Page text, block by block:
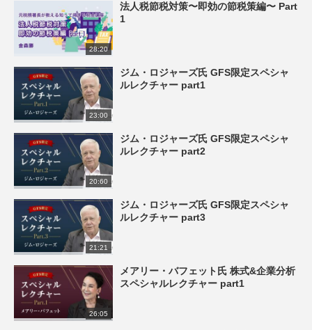
28:20
法人税節税対策〜即効の節税策編〜 Part
1
23:00
ジム・ロジャーズ氏 GFS限定スペシャ
ルレクチャー part1
20:60
ジム・ロジャーズ氏 GFS限定スペシャ
ルレクチャー part2
21:21
ジム・ロジャーズ氏 GFS限定スペシャ
ルレクチャー part3
26:05
メアリー・バフェット氏 株式&企業分析
スペシャルレクチャー part1